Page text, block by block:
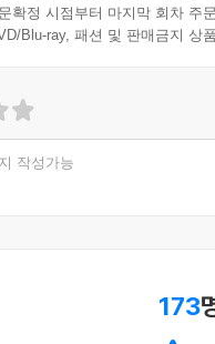
확정 시점부터 마지막 회차 주
Blu-ray, 패션 및 판매금지 상
작성가능
173